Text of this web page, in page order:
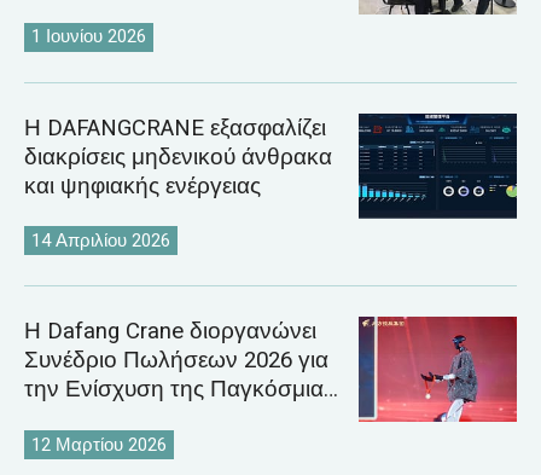
1 Ιουνίου 2026
Η DAFANGCRANE εξασφαλίζει
διακρίσεις μηδενικού άνθρακα
και ψηφιακής ενέργειας
14 Απριλίου 2026
Η Dafang Crane διοργανώνει
Συνέδριο Πωλήσεων 2026 για
την Ενίσχυση της Παγκόσμιας
12 Μαρτίου 2026